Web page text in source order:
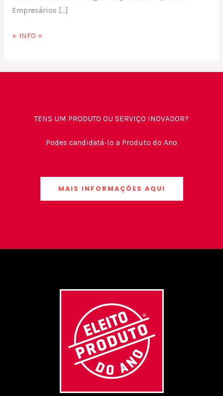
Empresários […]
+ INFO »
TENS UM PRODUTO OU SERVIÇO INOVADOR?
Podes candidatá-lo a Produto do Ano
MAIS INFORMAÇÕES AQUI